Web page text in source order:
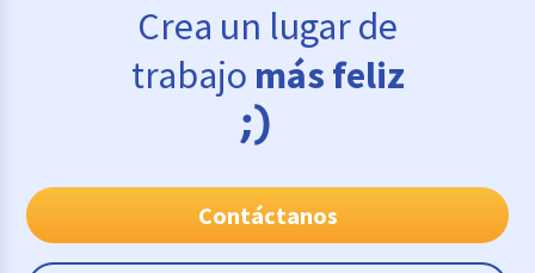
Crea un lugar de
trabajo más feliz
Contáctanos